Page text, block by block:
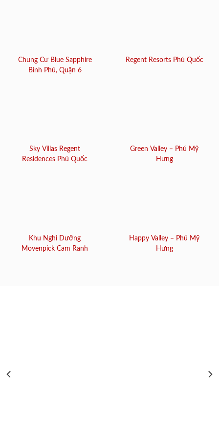
Chung Cư Blue Sapphire
Bình Phú, Quận 6
Regent Resorts Phú Quốc
Sky Villas Regent
Residences Phú Quốc
Green Valley – Phú Mỹ
Hưng
Khu Nghỉ Dưỡng
Movenpick Cam Ranh
Happy Valley – Phú Mỹ
Hưng